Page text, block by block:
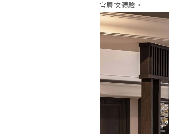
官層次體驗。